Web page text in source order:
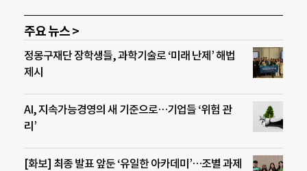
주요 뉴스 >
정몽구재단 장학생들, 과학기술로 ‘미래 난제’ 해법
제시
AI, 지속가능경영의 새 기준으로…기업들 ‘위험 관
리’
[화보] 최종 발표 앞둔 ‘유일한 아카데미’…조별 과제